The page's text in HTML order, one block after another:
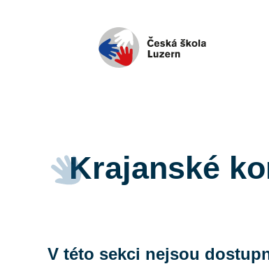
Krajanské
V této sekci nejsou